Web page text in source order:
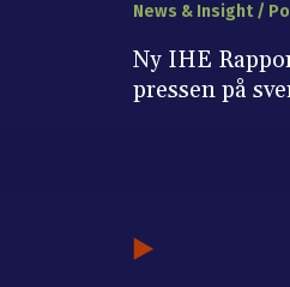
News & Insight /
Ny IHE
pressen på